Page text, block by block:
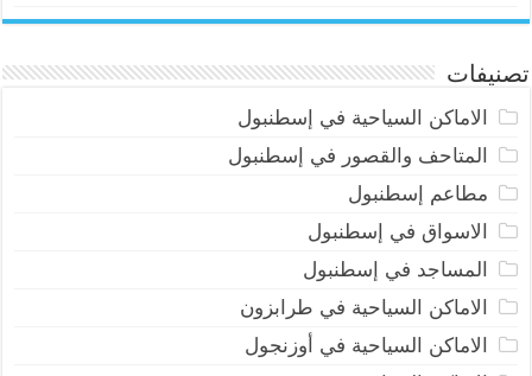
تصنيفات
الاماكن السياحية في إسطنبول
المتاحف والقصور في إسطنبول
مطاعم إسطنبول
الاسواق في إسطنبول
المساجد في إسطنبول
الاماكن السياحية في طرابزون
الاماكن السياحية في أوزنجول